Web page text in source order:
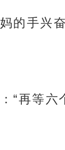
的手兴
“再等六